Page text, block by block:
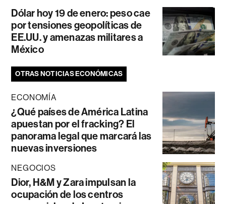
Dólar hoy 19 de enero: peso cae
por tensiones geopolíticas de
EE.UU. y amenazas militares a
México
OTRAS NOTICIAS ECONÓMICAS
ECONOMÍA
¿Qué países de América Latina
apuestan por el fracking? El
panorama legal que marcará las
nuevas inversiones
NEGOCIOS
Dior, H&M y Zara impulsan la
ocupación de los centros